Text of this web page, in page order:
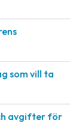
som vill ta
avgifter för